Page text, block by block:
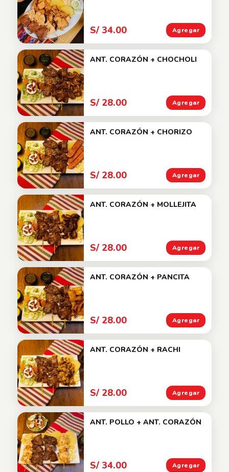
S/ 34.00 Agregar
ANT. CORAZÓN + CHOCHOLI
S/ 28.00 Agregar
ANT. CORAZÓN + CHORIZO
S/ 28.00 Agregar
ANT. CORAZÓN + MOLLEJITA
S/ 28.00 Agregar
ANT. CORAZÓN + PANCITA
S/ 28.00 Agregar
ANT. CORAZÓN + RACHI
S/ 28.00 Agregar
ANT. POLLO + ANT. CORAZÓN
S/ 34.00 Agregar